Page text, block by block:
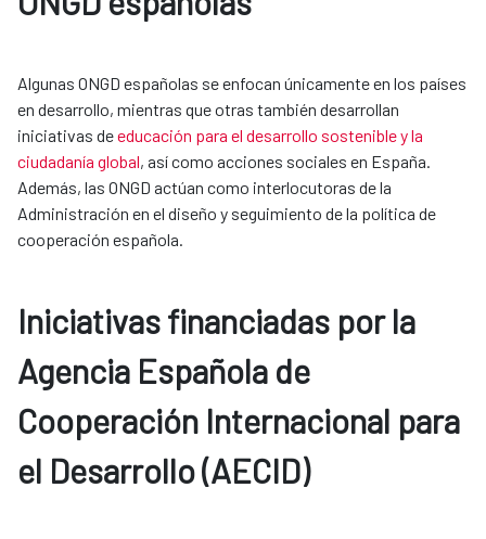
Algunas ONGD españolas se enfocan únicamente en los países
en desarrollo, mientras que otras también desarrollan
iniciativas deeducación para el desarrollo sostenible y la
ciudadanía global, así como acciones sociales en España.
Además, las ONGD actúan como interlocutoras de la
Administración en el diseño y seguimiento de la política de
cooperación española.
Iniciativas financiadas por la
Agencia Española de
Cooperación Internacional para
el Desarrollo (AECID)